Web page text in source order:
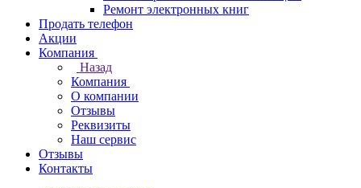
Ремонт электронных книг
Продать телефон
Акции
Компания
Назад
Компания
О компании
Отзывы
Реквизиты
Наш сервис
Отзывы
Контакты